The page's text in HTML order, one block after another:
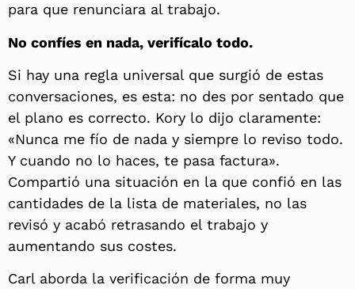
para que renunciara al trabajo.
No confíes en nada, verifícalo todo.
Si hay una regla universal que surgió de estas
conversaciones, es esta: no des por sentado que
el plano es correcto. Kory lo dijo claramente:
«Nunca me fío de nada y siempre lo reviso todo.
Y cuando no lo haces, te pasa factura».
Compartió una situación en la que confió en las
cantidades de la lista de materiales, no las
revisó y acabó retrasando el trabajo y
aumentando sus costes.
Carl aborda la verificación de forma muy